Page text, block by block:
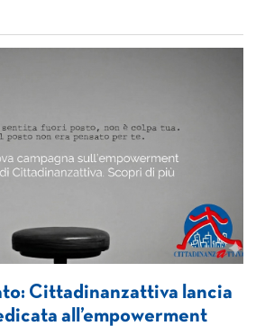
Cittadinanzattiva lancia
all’empowerment